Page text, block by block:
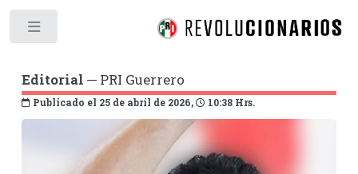
Editorial ─ PRI Guerrero
Publicado el 25 de abril de 2026, 10:38 Hrs.